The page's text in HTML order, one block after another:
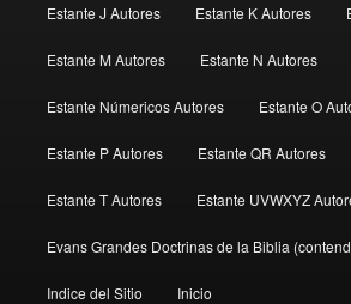
Estante J Autores Estante K Autores
Estante M Autores Estante N Autores
Estante Númericos Autores Estante O
Estante P Autores Estante QR Autores
Estante T Autores Estante UVWXYZ
Evans Grandes Doctrinas de la Biblia
Indice del Sitio Inicio